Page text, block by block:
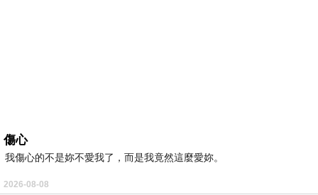
傷心
我傷心的不是妳不愛我了，而是我竟然這麼愛妳。
2026-08-08